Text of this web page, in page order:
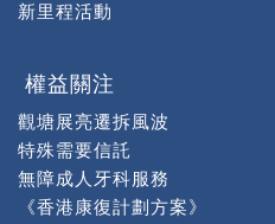
新里程活動
權益關注
觀塘展亮遷拆風波
特殊需要信託
無障成人牙科服務
《香港康復計劃方案》